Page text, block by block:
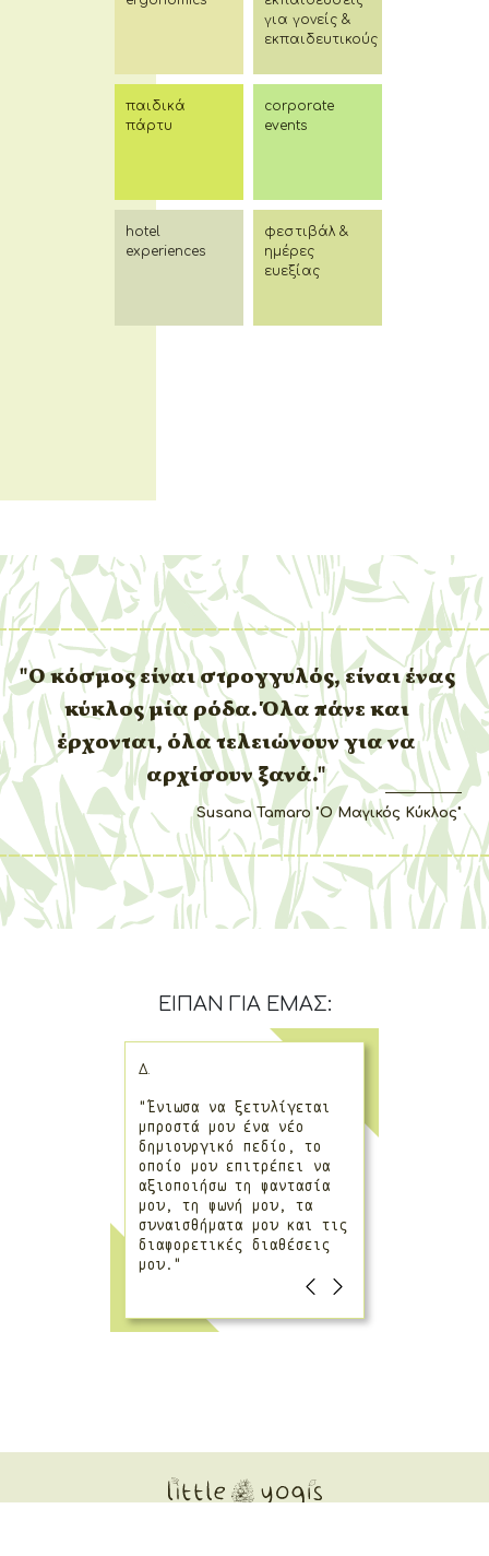
για γονείς &
εκπαιδευτικούς
παιδικά
πάρτυ
corporate
events
hotel
experiences
φεστιβάλ &
ημέρες
ευεξίας
"Ο κόσμος είναι στρογγυλός, είναι ένας
κύκλος μία ρόδα. Όλα πάνε και
έρχονται, όλα τελειώνουν για να
αρχίσουν ξανά."
Susana Tamaro "Ο Μαγικός Κύκλος"
ΕΙΠΑΝ ΓΙΑ ΕΜΑΣ:
Δ.
"Ένιωσα να ξετυλίγεται
μπροστά μου ένα νέο
δημιουργικό πεδίο, το
οποίο μου επιτρέπει να
αξιοποιήσω τη φαντασία
μου, τη φωνή μου, τα
συναισθήματα μου και τις
διαφορετικές διαθέσεις
μου."